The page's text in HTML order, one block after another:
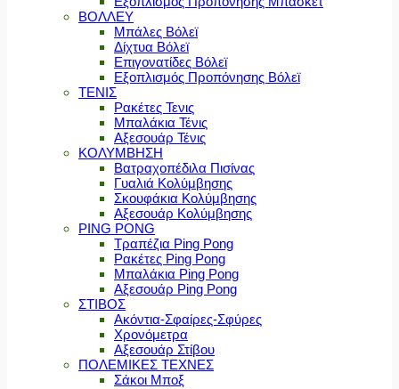
ΒΟΛΛΕΥ
Μπάλες Βόλεϊ
Δίχτυα Βόλεϊ
Επιγονατίδες Βόλεϊ
Εξοπλισμός Προπόνησης Βόλεϊ
ΤΕΝΙΣ
Ρακέτες Τενις
Μπαλάκια Τένις
Αξεσουάρ Τένις
ΚΟΛΥΜΒΗΣΗ
Βατραχοπέδιλα Πισίνας
Γυαλιά Κολύμβησης
Σκουφάκια Κολύμβησης
Αξεσουάρ Κολύμβησης
PING PONG
Τραπέζια Ping Pong
Ρακέτες Ping Pong
Μπαλάκια Ping Pong
Αξεσουάρ Ping Pong
ΣΤΙΒΟΣ
Ακόντια-Σφαίρες-Σφύρες
Χρονόμετρα
Αξεσουάρ Στίβου
ΠΟΛΕΜΙΚΕΣ ΤΕΧΝΕΣ
Σάκοι Μποξ